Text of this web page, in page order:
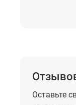
Оставьте